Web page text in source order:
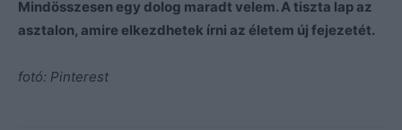
Mindösszesen egy dolog maradt velem. A tiszta lap az
asztalon, amire elkezdhetek írni az életem új fejezetét.
fotó: Pinterest